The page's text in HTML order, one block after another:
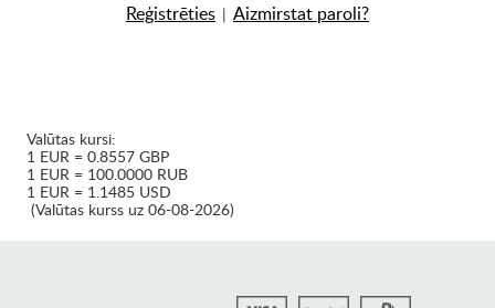
Reģistrēties | Aizmirstat paroli?
Valūtas kursi:
1 EUR = 0.8557 GBP
1 EUR = 100.0000 RUB
1 EUR = 1.1485 USD
(Valūtas kurss uz 06-08-2026)